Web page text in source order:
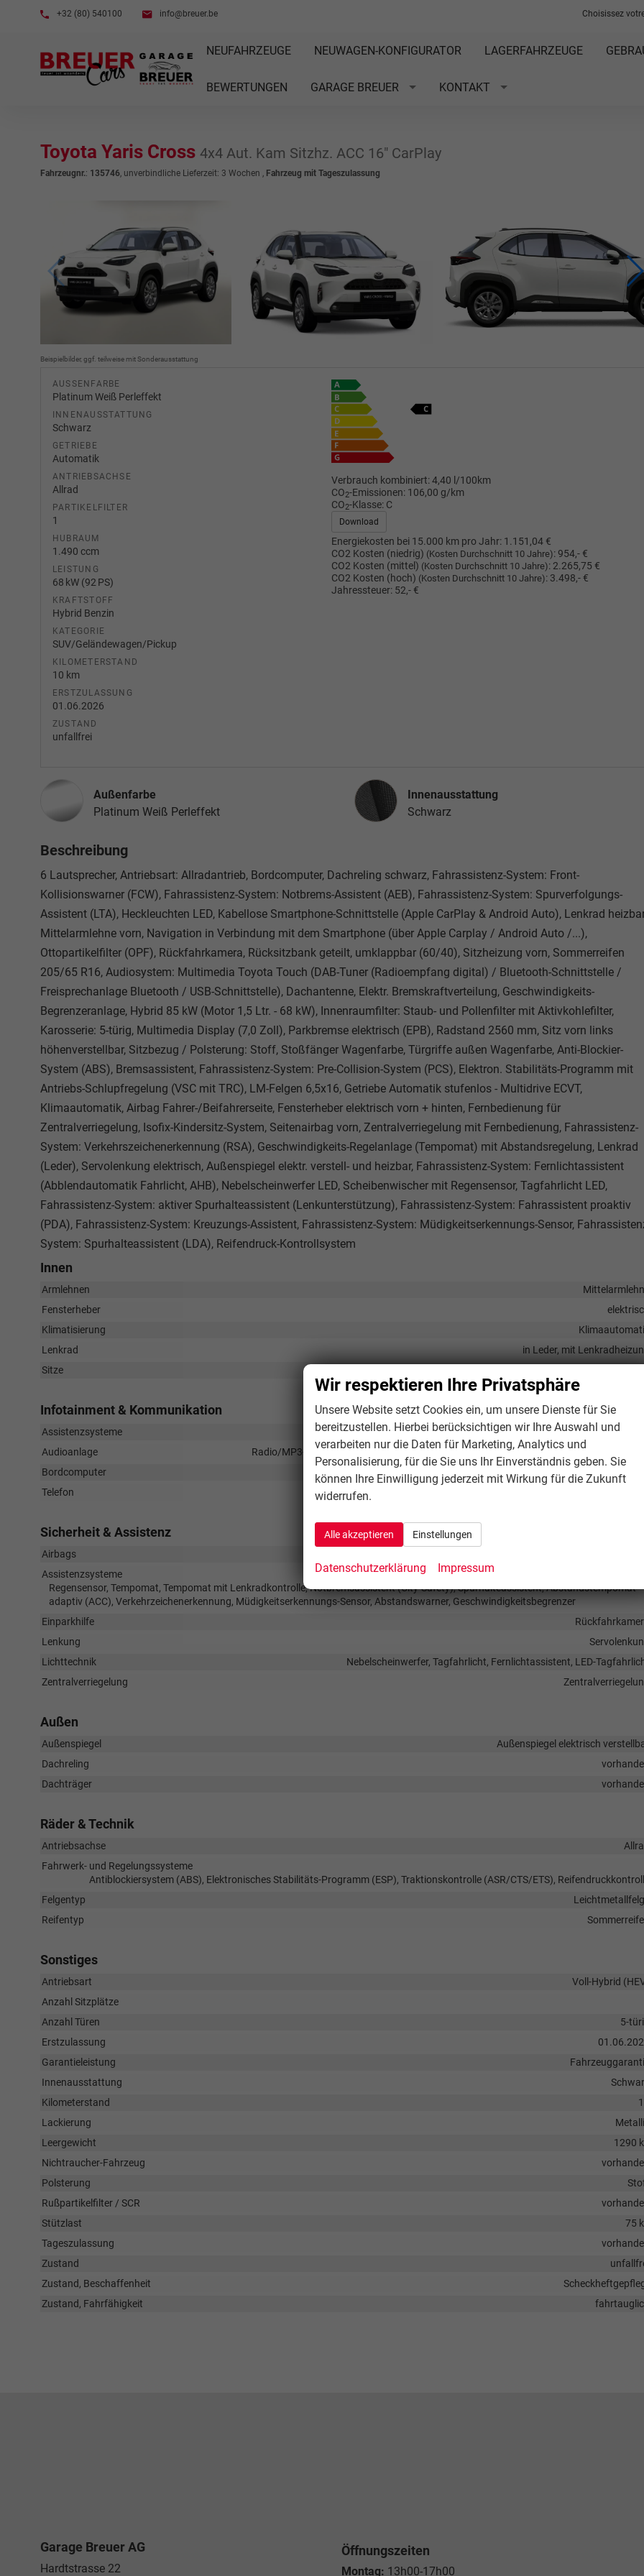
+32 (80) 540100 info@breuer.be Choisissez
NEUFAHRZEUGE NEUWAGEN-KONFIGURATOR LAGERFAHRZEUGE
BEWERTUNGEN GARAGE BREUER KONTAKT
Toyota Yaris Cross 4x4 Aut. Kam Sitzhz. ACC 16" CarPlay
Fahrzeugnr.: 135746, unverbindliche Lieferzeit: 3 Wochen , Fahrzeug mit Tageszulassung
Beispielbilder, ggf. teilweise mit Sonderausstattung
AUSSENFARBE
Platinum Weiß Perleffekt
INNENAUSSTATTUNG
Schwarz
GETRIEBE
Automatik
ANTRIEBSACHSE
Allrad
PARTIKELFILTER
1
HUBRAUM
1.490 ccm
LEISTUNG
68 kW (92 PS)
KRAFTSTOFF
Hybrid Benzin
KATEGORIE
SUV/Geländewagen/Pickup
KILOMETERSTAND
10 km
ERSTZULASSUNG
01.06.2026
ZUSTAND
unfallfrei
Verbrauch kombiniert:4,40 l/100km
CO2-Emissionen: 106,00 g/km
CO2-Klasse: C
Download
Energiekosten bei 15.000 km pro Jahr: 1.151,04 €
CO2 Kosten (niedrig) (Kosten Durchschnitt 10 Jahre): 954,- €
CO2 Kosten (mittel) (Kosten Durchschnitt 10 Jahre): 2.265,75 €
CO2 Kosten (hoch) (Kosten Durchschnitt 10 Jahre): 3.498,- €
Jahressteuer: 52,- €
Außenfarbe
Platinum Weiß Perleffekt
Innenausstattung
Innenausstattung
Schwarz
Beschreibung
6 Lautsprecher, Antriebsart: Allradantrieb, Bordcomputer, Dachreling schwarz, Fahrassistenz-System: Front-
Kollisionswarner (FCW), Fahrassistenz-System: Notbrems-Assistent (AEB), Fahrassistenz-System: Spurverfolgungs-
Assistent (LTA), Heckleuchten LED, Kabellose Smartphone-Schnittstelle (Apple CarPlay & Android Auto), Lenkrad
Mittelarmlehne vorn, Navigation in Verbindung mit dem Smartphone (über Apple Carplay / Android Auto /...),
Ottopartikelfilter (OPF), Rückfahrkamera, Rücksitzbank geteilt, umklappbar (60/40), Sitzheizung vorn, Sommerreifen
205/65 R16, Audiosystem: Multimedia Toyota Touch (DAB-Tuner (Radioempfang digital) / Bluetooth-Schnittstelle /
Freisprechanlage Bluetooth / USB-Schnittstelle), Dachantenne, Elektr. Bremskraftverteilung, Geschwindigkeits-
Begrenzeranlage, Hybrid 85 kW (Motor 1,5 Ltr. - 68 kW), Innenraumfilter: Staub- und Pollenfilter mit Aktivkohlefilter,
Karosserie: 5-türig, Multimedia Display (7,0 Zoll), Parkbremse elektrisch (EPB), Radstand 2560 mm, Sitz vorn links
höhenverstellbar, Sitzbezug / Polsterung: Stoff, Stoßfänger Wagenfarbe, Türgriffe außen Wagenfarbe, Anti-Blockier-
System (ABS), Bremsassistent, Fahrassistenz-System: Pre-Collision-System (PCS), Elektron. Stabilitäts-Programm mit
Antriebs-Schlupfregelung (VSC mit TRC), LM-Felgen 6,5x16, Getriebe Automatik stufenlos - Multidrive ECVT,
Klimaautomatik, Airbag Fahrer-/Beifahrerseite, Fensterheber elektrisch vorn + hinten, Fernbedienung für
Zentralverriegelung, Isofix-Kindersitz-System, Seitenairbag vorn, Zentralverriegelung mit Fernbedienung, Fahrassistenz-
System: Verkehrszeichenerkennung (RSA), Geschwindigkeits-Regelanlage (Tempomat) mit Abstandsregelung, Lenkrad
(Leder), Servolenkung elektrisch, Außenspiegel elektr. verstell- und heizbar, Fahrassistenz-System: Fernlichtassistent
(Abblendautomatik Fahrlicht, AHB), Nebelscheinwerfer LED, Scheibenwischer mit Regensensor, Tagfahrlicht LED,
Fahrassistenz-System: aktiver Spurhalteassistent (Lenkunterstützung), Fahrassistenz-System: Fahrassistent proaktiv
(PDA), Fahrassistenz-System: Kreuzungs-Assistent, Fahrassistenz-System: Müdigkeitserkennungs-Sensor,
System: Spurhalteassistent (LDA), Reifendruck-Kontrollsystem
Innen
Armlehnen
Fensterheber
Klimatisierung
Lenkrad
in Leder, mit
Sitze
Infotainment & Kommunikation
Assistenzsysteme
Audioanlage
Radio/MP3-Player, Radio, Schnittstelle USB, Digitalradio DAB, Android Auto, Apple
Bordcomputer
Telefon
Sicherheit & Assistenz
Airbags
Assistenzsysteme
Regensensor, Tempomat, Tempomat mit Lenkradkontrolle, Notbremsassistent (City-Safety), Spurhalteassistent, Abstandstempomat
adaptiv (ACC), Verkehrzeichenerkennung, Müdigkeitserkennungs-Sensor, Abstandswarner, Geschwindigkeitsbegrenzer
Einparkhilfe
Lenkung
Lichttechnik
Nebelscheinwerfer, Tagfahrlicht, Fernlichtassistent, LED-
Zentralverriegelung
Außen
Außenspiegel
Außenspiegel elektrisch
Dachreling
Dachträger
Räder & Technik
Antriebsachse
Fahrwerk- und Regelungssysteme
Antiblockiersystem (ABS), Elektronisches Stabilitäts-Programm (ESP), Traktionskontrolle (ASR/CTS/ETS),
Felgentyp
Reifentyp
Sonstiges
Antriebsart
Voll-Hybrid
Anzahl Sitzplätze
Anzahl Türen
5-
Erstzulassung
Garantieleistung
Innenausstattung
Kilometerstand
Lackierung
Leergewicht
1290
Nichtraucher-Fahrzeug
Polsterung
Rußpartikelfilter / SCR
Stützlast
75
Tageszulassung
Zustand
Zustand, Beschaffenheit
Zustand, Fahrfähigkeit
Garage Breuer AG
Hardtstrasse 22
Öffnungszeiten
Montag: 13h00-17h00
Wir respektieren Ihre Privatsphäre
Unsere Website setzt Cookies ein, um unsere Dienste für Sie
bereitzustellen. Hierbei berücksichtigen wir Ihre Auswahl und
verarbeiten nur die Daten für Marketing, Analytics und
Personalisierung, für die Sie uns Ihr Einverständnis geben. Sie
können Ihre Einwilligung jederzeit mit Wirkung für die Zukunft
widerrufen.
Alle akzeptieren Einstellungen
Datenschutzerklärung Impressum